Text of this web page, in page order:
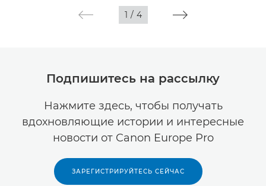
1 / 4
Подпишитесь на рассылку
Нажмите здесь, чтобы получать
вдохновляющие истории и интересные
новости от Canon Europe Pro
ЗАРЕГИСТРИРУЙТЕСЬ СЕЙЧАС